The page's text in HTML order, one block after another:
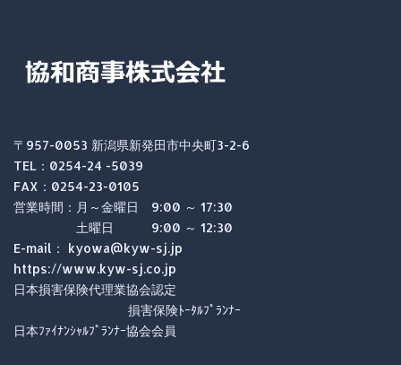
〒957-0053 新潟県新発田市中央町3-2-6
TEL：0254-24 -5039
FAX：0254-23-0105
営業時間：月～金曜日 9:00 ～ 17:30
土曜日 9:00 ～ 12:30
E-mail： kyowa@kyw-sj.jp
https://www.kyw-sj.co.jp
日本損害保険代理業協会認定
損害保険ﾄｰﾀﾙﾌﾟﾗﾝﾅｰ
日本ﾌｧｲﾅﾝｼｬﾙﾌﾟﾗﾝﾅｰ協会会員